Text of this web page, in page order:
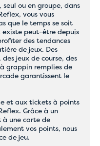
seul ou en groupe, dans
vous vous
que le temps se soit
peut-être depuis
des tendances
de jeux. Des
jeux de course, des
à grappin remplies de
garantissent le
et aux tickets à points
Grâce à un
à une carte de
vos points, nous
de jeu.